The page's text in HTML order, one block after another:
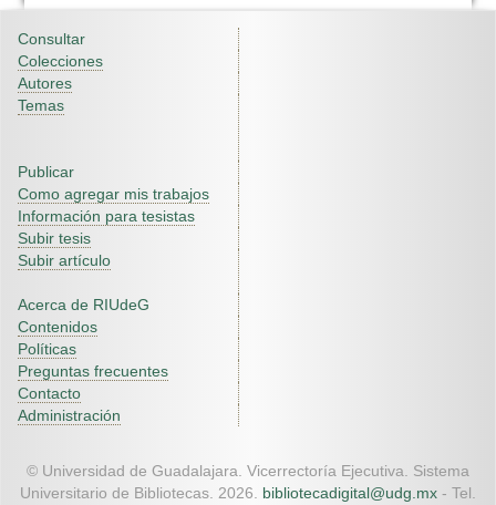
Consultar
Colecciones
Autores
Temas
Publicar
Como agregar mis trabajos
Información para tesistas
Subir tesis
Subir artículo
Acerca de RIUdeG
Contenidos
Políticas
Preguntas frecuentes
Contacto
Administración
© Universidad de Guadalajara. Vicerrectoría Ejecutiva. Sistema
Universitario de Bibliotecas. 2026. bibliotecadigital@udg.mx - Tel.